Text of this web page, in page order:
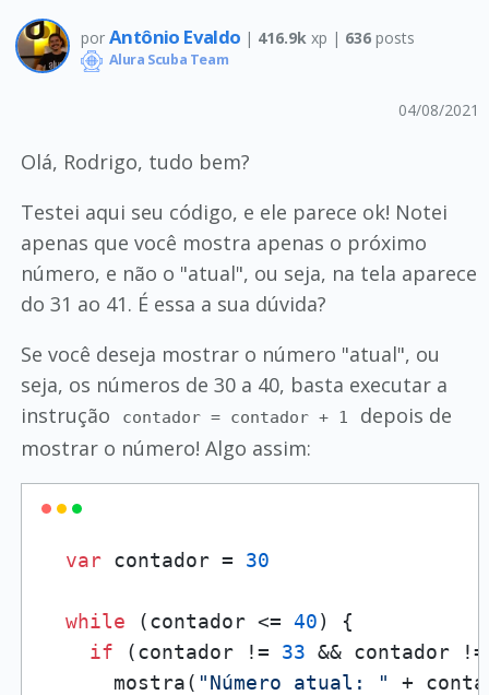
por Antônio Evaldo | 416.9k xp | 636posts
Alura Scuba Team
04/08/2021
Olá, Rodrigo, tudo bem?
Testei aqui seu código, e ele parece ok! Notei
apenas que você mostra apenas o próximo
número, e não o "atual", ou seja, na tela aparece
do 31 ao 41. É essa a sua dúvida?
Se você deseja mostrar o número "atual", ou
seja, os números de 30 a 40, basta executar a
instrução
contador = contador + 1
depois de
mostrar o número! Algo assim:
var contador = 30
while (contador <= 40) {
if (contador != 33 && contador
      mostra(
"Número atual: "
+